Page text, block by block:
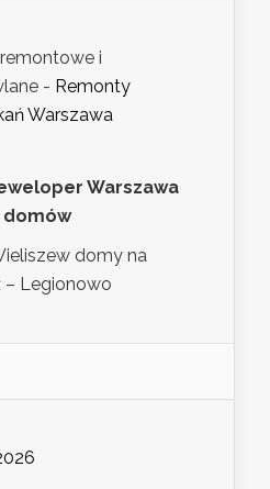
i
- Remonty
Warszawa
Warszawa
domy na
– Legionowo